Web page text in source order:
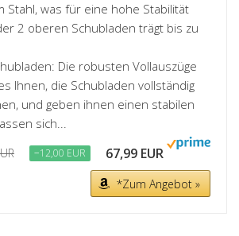
Stahl, was für eine hohe Stabilität
2 oberen Schubladen trägt bis zu
Die robusten Vollauszüge
Ihnen, die Schubladen vollständig
und geben ihnen einen stabilen
sich...
−12,00 EUR 67,99 EUR
*Zum Angebot »